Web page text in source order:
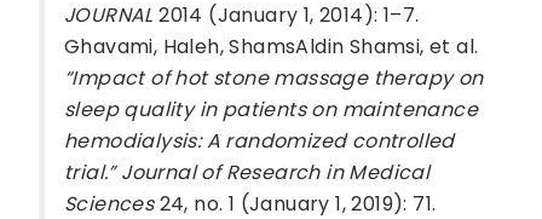
JOURNAL 2014 (January 1, 2014): 1–7.
Ghavami, Haleh, ShamsAldin Shamsi, et al.
“Impact of hot stone massage therapy on
sleep quality in patients on maintenance
hemodialysis: A randomized controlled
trial.” Journal of Research in Medical
Sciences24, no. 1 (January 1, 2019): 71.